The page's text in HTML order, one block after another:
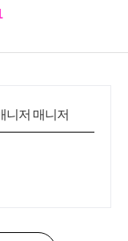
니저 매니저